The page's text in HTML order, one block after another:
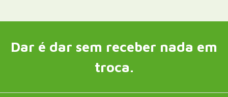
Dar é dar sem receber nada em
troca.